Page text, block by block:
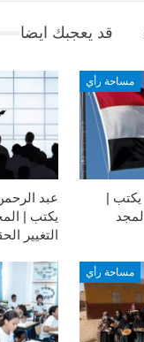
قد يعجبك ايضا
عبد
يكتب |
التغيير
مساحة رأي
|
مساحة رأي